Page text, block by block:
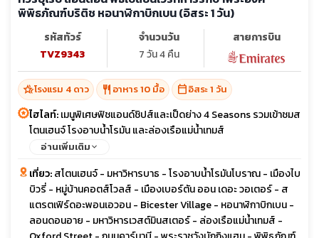
พิพิธภัณฑ์บริติช หอนาฬิกาบิกเบน (อิสระ 1 วัน)
รหัสทัวร์
TVZ9343
จำนวนวัน
7 วัน 4 คืน
สายการบิน
hotel_classโรงแรม 4 ดาว restaurant อาหาร 10 มื้อ calendar_todayอิสระ 1 วัน
ไฮไลท์:เมนูพิเศษฟิชแอนด์ชิปส์และเป็ดย่าง 4 Seasons รวมเข้าชมส
โตนเฮนจ์ โรงอาบน้ำโรมัน และล่องเรือแม่น้ำเทมส์
อ่านเพิ่มเติม
เที่ยว:สโตนเฮนจ์ - มหาวิหารบาธ - โรงอาบน้ำโรมันโบราณ - เมืองไบ
บิวรี่ - หมู่บ้านคอตส์โวลส์ - เมืองเบอร์ตัน ออน เดอะ วอเตอร์ - ส
แตรตเฟิร์ดอะพอนเอวอน - Bicester Village - หอนาฬิกาบิกเบน -
ลอนดอนอาย - มหาวิหารเวสต์มินสเตอร์ - ล่องเรือแม่น้ำเทมส์ -